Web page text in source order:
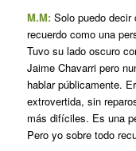
M.M:Solo puedo decir
recuerdo como una
Tuvo su lado oscuro
Jaime Chavarri pero
hablar públicamente.
extrovertida, sin
más difíciles. Es una
Pero yo sobre todo